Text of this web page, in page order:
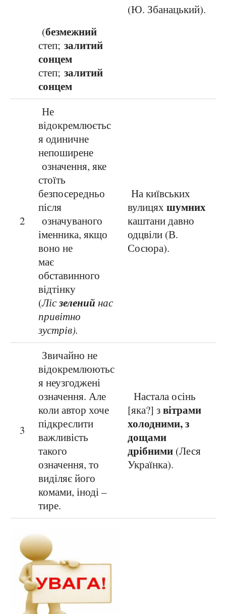
(безмежний
степ; залитий
сонцем
степ; залитий
сонцем
(Ю. Збанацький).
2
Не
відокремлюєтьс
я одиничне
непоширене
означення, яке
стоїть
безпосередньо
після
означуваного
іменника, якщо
воно не
має
обставинного
відтінку
(Лісзелений нас
привітно
зустрів).
На київських
вулицяхшумних
каштани давно
одцвіли (В.
Сосюра).
3
Звичайно не
відокремлюютьс
я неузгоджені
означення. Але
коли автор хоче
підкреслити
важливість
такого
означення, то
виділяє його
комами, іноді –
тире.
Настала осінь
[яка?] звітрами
холодними, з
дощами
дрібними (Леся
Українка).